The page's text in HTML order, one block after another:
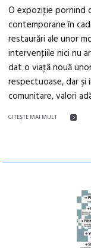
O expoziţie pornind
contemporane în
restaurări ale unor
intervenţiile nici nu
dat o viaţă nouă
respectuoase, dar
comunitare, valori
CITEŞTE MAI MULT